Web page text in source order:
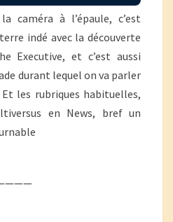
caméra à l’épaule, c’est
indé avec la découverte
Executive, et c’est aussi
durant lequel on va parler
Et les rubriques habituelles,
en News, bref un